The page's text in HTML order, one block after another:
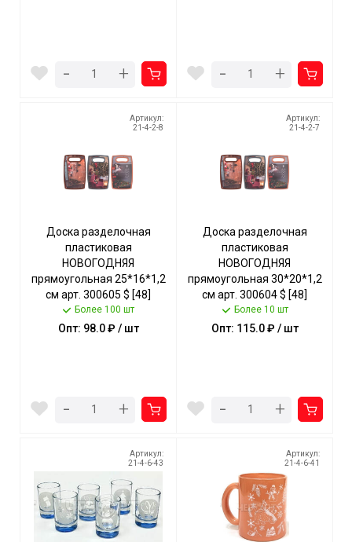
- + - +
Артикул:
21-4-2-8
Доска разделочная
пластиковая
НОВОГОДНЯЯ
прямоугольная 25*16*1,2
см арт. 300605 $ [48]
GOODSEE
Более 100 шт
Опт: 98.0 ₽ / шт
- +
Артикул:
21-4-2-7
Доска разделочная
пластиковая
НОВОГОДНЯЯ
прямоугольная 30*20*1,2
см арт. 300604 $ [48]
GOODSEE
Более 10 шт
Опт: 115.0 ₽ / шт
- +
Артикул:
21-4-6-43
Артикул:
21-4-6-41